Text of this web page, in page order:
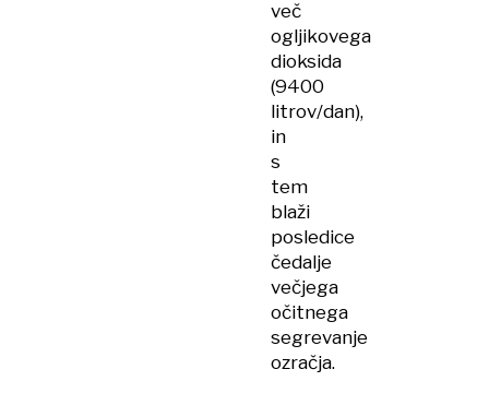
več
ogljikovega
dioksida
(9400
litrov/dan),
in
s
tem
blaži
posledice
čedalje
večjega
očitnega
segrevanje
ozračja.